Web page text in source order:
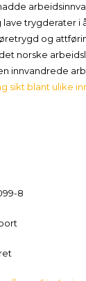
lave trygderater
og
norske
innvandrede
sikt blant ulike
8